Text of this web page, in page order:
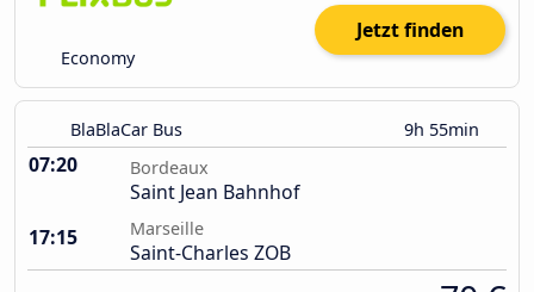
Economy
Jetzt finden
BlaBlaCar Bus 9h 55min
07:20 Bordeaux
Saint Jean Bahnhof
17:15
Marseille
Saint-Charles ZOB